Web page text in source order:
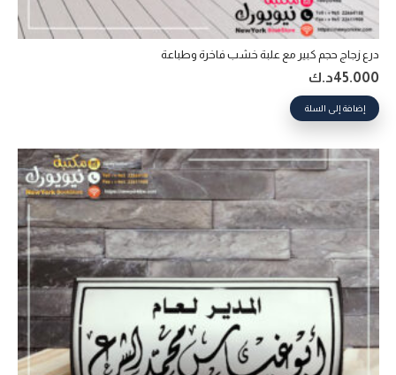
درع زجاج حجم كبير مع علبة خشب فاخرة وطباعة
45.000د.ك
إضافة إلى السلة